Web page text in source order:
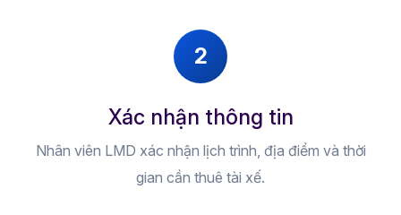
2
Xác nhận thông tin
Nhân viên LMD xác nhận lịch trình, địa điểm và thời
gian cần thuê tài xế.